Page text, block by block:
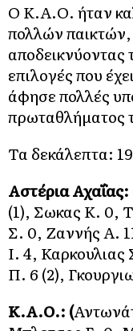
Ο Κ.Α.Ο. ήταν
πολλών παικτών,
αποδεικνύοντας
επιλογές που
άφησε πολλές
Τα δεκάλεπτα:
Αστέρια Αχαΐας:
(1), Σωκας Κ. 0,
Σ. 0, Ζαννής Α.
Ι. 4,
Π. 6 (2),
Κ.Α.Ο.: (